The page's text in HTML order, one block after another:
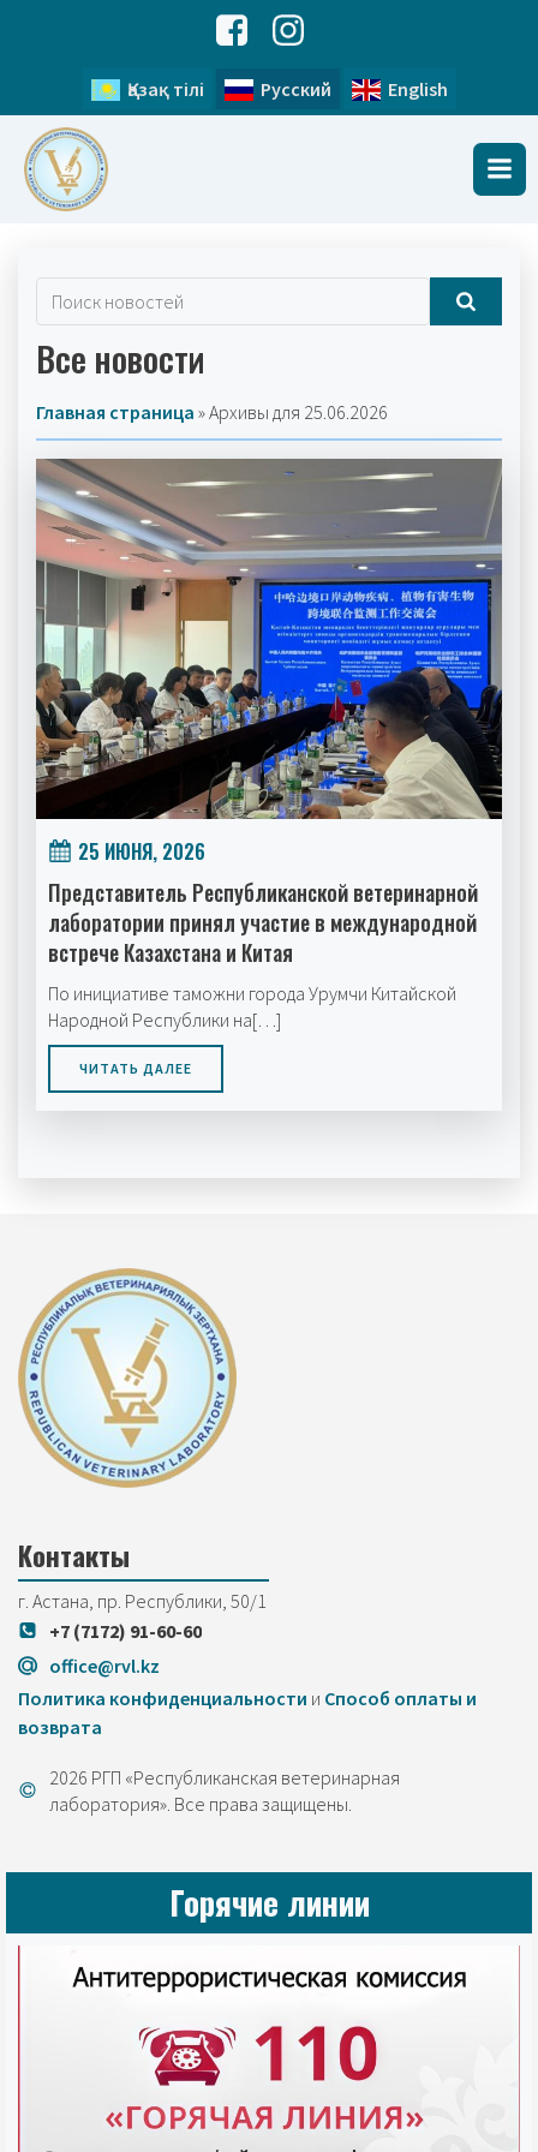
Қазақ тілі Русский English
Все новости
Главная страница »Архивы для 25.06.2026
25 ИЮНЯ, 2026
Представитель Республиканской ветеринарной
лаборатории принял участие в международной
встрече Казахстана и Китая
По инициативе таможни города Урумчи Китайской
Народной Республики на[…]
ЧИТАТЬ ДАЛЕЕ
Контакты
г. Астана, пр. Республики, 50/1
+7 (7172) 91-60-60
office@rvl.kz
Политика конфиденциальности и Cпособ оплаты и
возврата
2026 РГП «Республиканская ветеринарная
лаборатория». Все права защищены.
Горячие линии